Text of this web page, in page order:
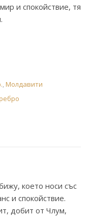
и спокойствие, тя
,Молдавити
което носи със
и спокойствие.
добит от Члум,